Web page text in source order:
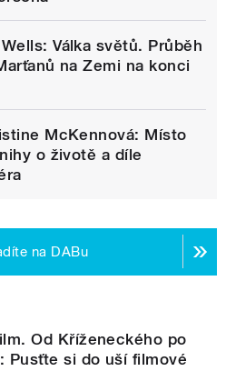
Válka světů. Průběh
na Zemi na konci
McKennová: Místo
o životě a díle
na DABu
Od Kříženeckého po
Pusťte si do uší filmové